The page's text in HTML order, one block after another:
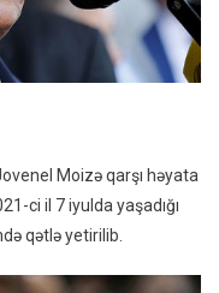
Moizə qarşı həyata
ci il 7 iyulda yaşadığı
qətlə yetirilib.